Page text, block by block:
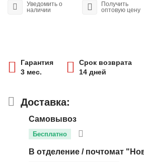
Уведомить о
наличии
Получить
оптовую цену
Гарантия
3 мес.
Срок возврата
14 дней
Доставка:
Самовывоз
Бесплатно
В отделение / почтомат